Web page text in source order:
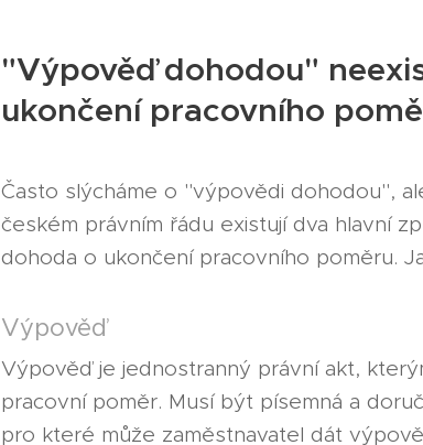
"Výpověď dohodou"
ukončení pracovního
Často slýcháme o "výpovědi dohodou",
českém právním řádu existují dva hlavní
dohoda o ukončení pracovního poměru.
Výpověď
Výpověď je jednostranný právní akt,
pracovní poměr. Musí být písemná a
pro které může zaměstnavatel dát